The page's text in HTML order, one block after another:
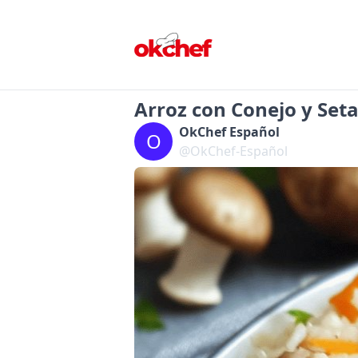
Arroz con Conejo y
O
OkChef Español
@OkChef-Español